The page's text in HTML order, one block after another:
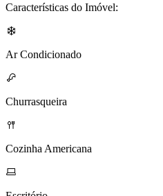
Características do Imóvel:
Ar Condicionado
Churrasqueira
Cozinha Americana